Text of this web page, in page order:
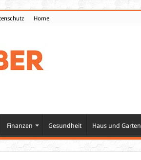
Home
Finanzen Gesundheit Haus und Garten